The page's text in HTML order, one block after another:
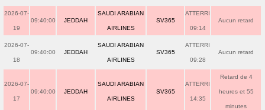
2026-07-
19
09:40:00 JEDDAH
SAUDI ARABIAN
AIRLINES
SV365
ATTERRI
09:14
Aucun retard
2026-07-
18
09:40:00 JEDDAH
SAUDI ARABIAN
AIRLINES
SV365
ATTERRI
09:28
Aucun retard
2026-07-
17
09:40:00 JEDDAH
SAUDI ARABIAN
AIRLINES
SV365
ATTERRI
14:35
Retard de 4
heures et 55
minutes